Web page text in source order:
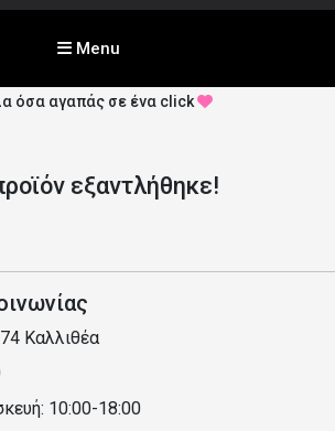
Menu
όσα αγαπάς σε ένα click
εξαντλήθηκε!
Καλλιθέα
10:00-18:00